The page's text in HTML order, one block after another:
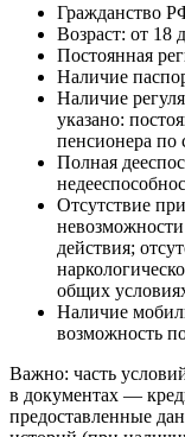
Гражданство
Возраст: от 18
Постоянная
Наличие
Наличие
указано:
пенсионера по
Полная
Отсутствие
невозможности
действия;
общих
Наличие
возможность
Важно: часть
в документах —
предоставленные